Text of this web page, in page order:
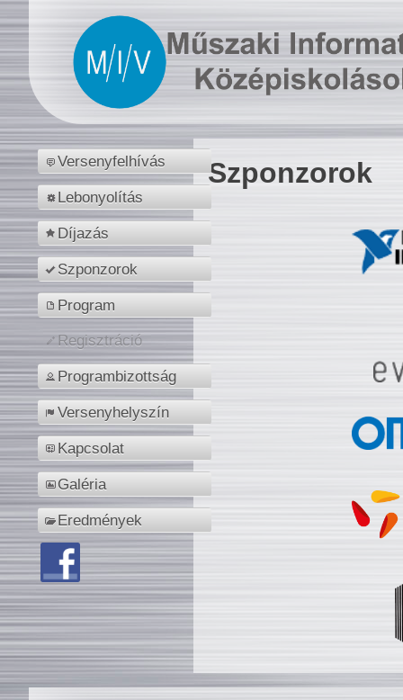
Versenyfelhívás
Lebonyolítás
Díjazás
Szponzorok
Program
Regisztráció
Programbizottság
Versenyhelyszín
Kapcsolat
Galéria
Eredmények
Szponzorok